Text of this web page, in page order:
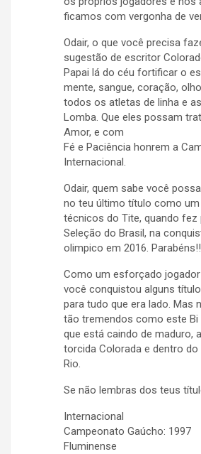
ficamos com vergonha de
Odair, o que você precisa
sugestão de escritor
Papai lá do céu fortificar o
mente, sangue, coração,
todos os atletas de linha e
Lomba. Que eles possam
Amor, e com
Fé e Paciência honrem a
Internacional.
Odair, quem sabe você
no teu último título como um
técnicos do Tite, quando fez
Seleção do Brasil, na
olimpico em 2016.
Como um esforçado
você conquistou alguns
para tudo que era lado. Mas
tão tremendos como este Bi
que está caindo de maduro,
torcida Colorada e dentro
Rio.
Se não lembras dos teus
Internacional
Campeonato Gaúcho: 1997
Fluminense